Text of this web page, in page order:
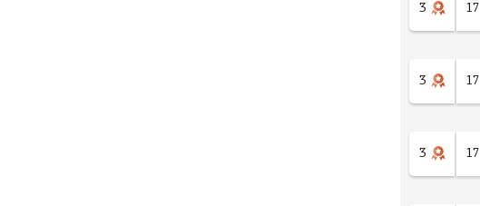
3 17
3 17
3 17